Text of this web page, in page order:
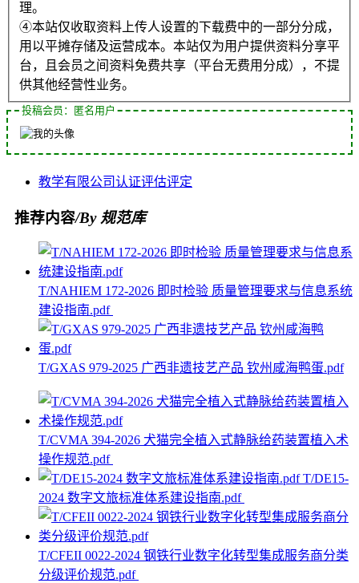
理。
④本站仅收取资料上传人设置的下载费中的一部分分成，
用以平摊存储及运营成本。本站仅为用户提供资料分享平
台，且会员之间资料免费共享（平台无费用分成），不提
供其他经营性业务。
投稿会员：匿名用户
教学有限公司认证评估评定
推荐内容/By 规范库
T/NAHIEM 172-2026 即时检验 质量管理要求与信息系统
建设指南.pdf
T/GXAS 979-2025 广西非遗技艺产品 钦州咸海鸭蛋.pdf
T/CVMA 394-2026 犬猫完全植入式静脉给药装置植入术
操作规范.pdf
T/DE15-
2024 数字文旅标准体系建设指南.pdf
T/CFEII 0022-2024 钢铁行业数字化转型集成服务商分类
分级评价规范.pdf